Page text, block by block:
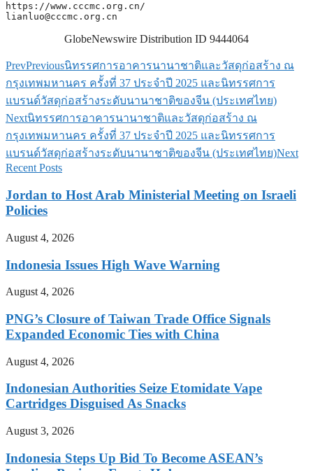
lianluo@cccmc.org.cn
GlobeNewswire Distribution ID 9444064
PrevPreviousนิทรรศการอาคารนานาชาติและวัสดุก่อสร้าง ณ
กรุงเทพมหานคร ครั้งที่ 37 ประจำปี 2025 และนิทรรศการ
แบรนด์วัสดุก่อสร้างระดับนานาชาติของจีน (ประเทศไทย)
Nextนิทรรศการอาคารนานาชาติและวัสดุก่อสร้าง ณ
กรุงเทพมหานคร ครั้งที่ 37 ประจำปี 2025 และนิทรรศการ
แบรนด์วัสดุก่อสร้างระดับนานาชาติของจีน (ประเทศไทย)Next
Recent Posts
Jordan to Host Arab Ministerial Meeting on Israeli
Policies
August 4, 2026
Indonesia Issues High Wave Warning
August 4, 2026
PNG’s Closure of Taiwan Trade Office Signals
Expanded Economic Ties with China
August 4, 2026
Indonesian Authorities Seize Etomidate Vape
Cartridges Disguised As Snacks
August 3, 2026
Indonesia Steps Up Bid To Become ASEAN’s